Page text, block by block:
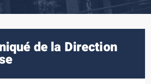
de la Direction